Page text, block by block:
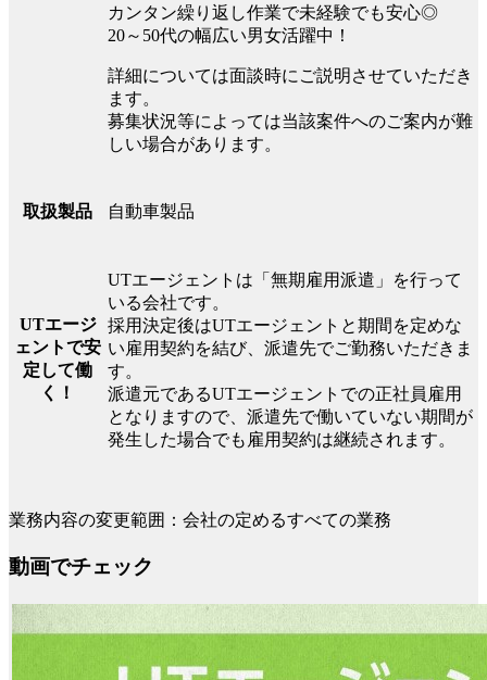
カンタン繰り返し作業で未経験でも安心◎
20～50代の幅広い男女活躍中！
詳細については面談時にご説明させていただき
ます。
募集状況等によっては当該案件へのご案内が難
しい場合があります。
取扱製品 自動車製品
UTエージ
ェントで安
定して働
く！
UTエージェントは「無期雇用派遣」を行って
いる会社です。
採用決定後はUTエージェントと期間を定めな
い雇用契約を結び、派遣先でご勤務いただきま
す。
派遣元であるUTエージェントでの正社員雇用
となりますので、派遣先で働いていない期間が
発生した場合でも雇用契約は継続されます。
業務内容の変更範囲：会社の定めるすべての業務
動画でチェック